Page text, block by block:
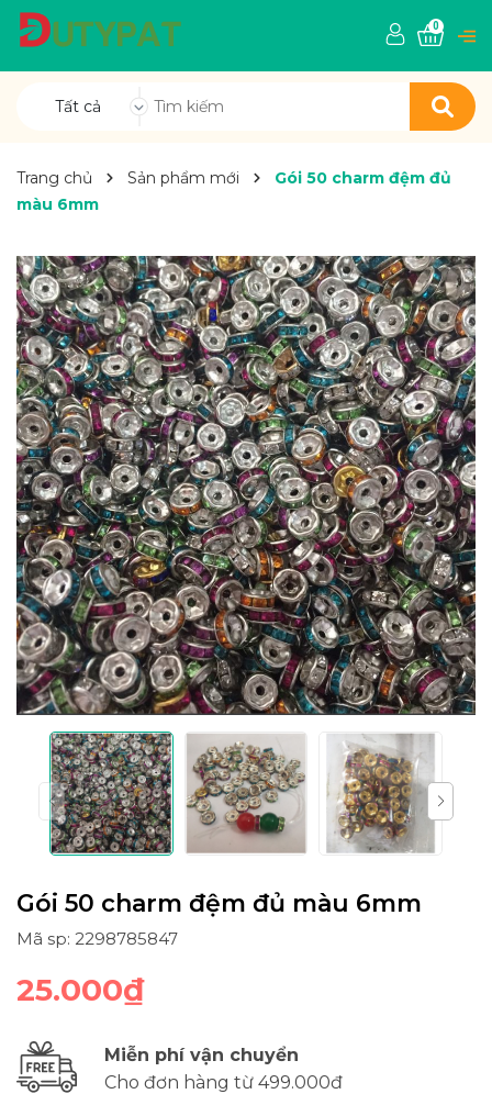
Tất cả
0
Trang chủ Sản phẩm mới
Gói 50 charm đệm đủ
màu 6mm
Gói 50 charm đệm đủ màu 6mm
Mã sp: 2298785847
25.000₫
Miễn phí vận chuyển
Cho đơn hàng từ 499.000đ